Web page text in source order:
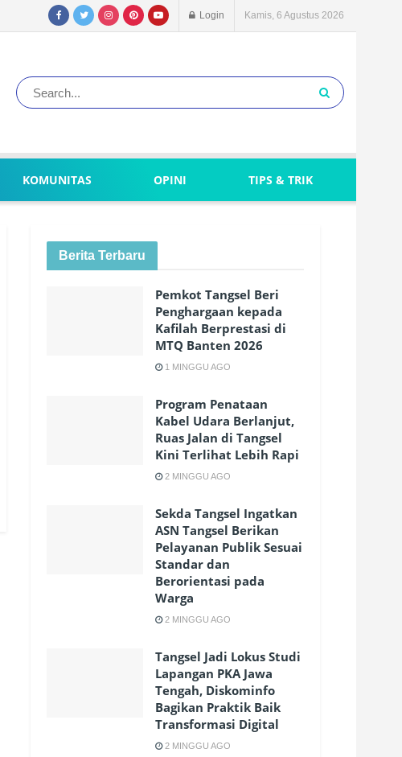
Login Kamis, 6 Agustus 2026
KOMUNITAS OPINI TIPS & TRIK
Berita Terbaru
Pemkot Tangsel Beri
Penghargaan kepada
Kafilah Berprestasi di
MTQ Banten 2026
1 MINGGU AGO
Program Penataan
Kabel Udara Berlanjut,
Ruas Jalan di Tangsel
Kini Terlihat Lebih Rapi
2 MINGGU AGO
Sekda Tangsel Ingatkan
ASN Tangsel Berikan
Pelayanan Publik Sesuai
Standar dan
Berorientasi pada
Warga
2 MINGGU AGO
Tangsel Jadi Lokus Studi
Lapangan PKA Jawa
Tengah, Diskominfo
Bagikan Praktik Baik
Transformasi Digital
2 MINGGU AGO